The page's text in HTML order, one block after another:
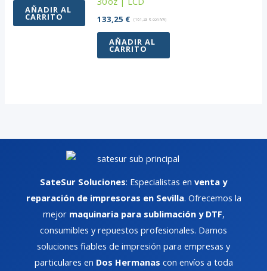
AÑADIR AL
CARRITO 133,25 € (161,23€ con IVA)
AÑADIR AL
CARRITO
SateSur Soluciones: Especialistas en venta y
reparación de impresoras en Sevilla. Ofrecemos la
mejor maquinaria para sublimación y DTF,
consumibles y repuestos profesionales. Damos
soluciones fiables de impresión para empresas y
particulares en Dos Hermanas con envíos a toda